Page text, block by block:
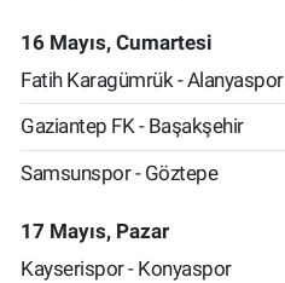
16 Mayıs, Cumartesi
Fatih Karagümrük - Alanyaspor
Gaziantep FK - Başakşehir
Samsunspor - Göztepe
17 Mayıs, Pazar
Kayserispor - Konyaspor